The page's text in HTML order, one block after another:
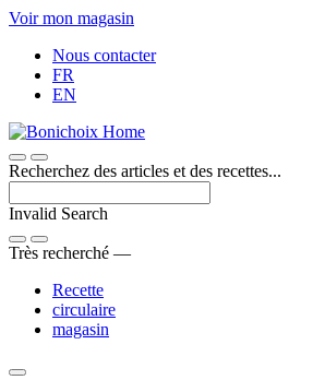
Passer
contenu
Voir mon magasin
Nous contacter
FR
EN
Recherchez des articles et des recettes...
Invalid Search
Submit
Très recherché —
Recette
circulaire
magasin